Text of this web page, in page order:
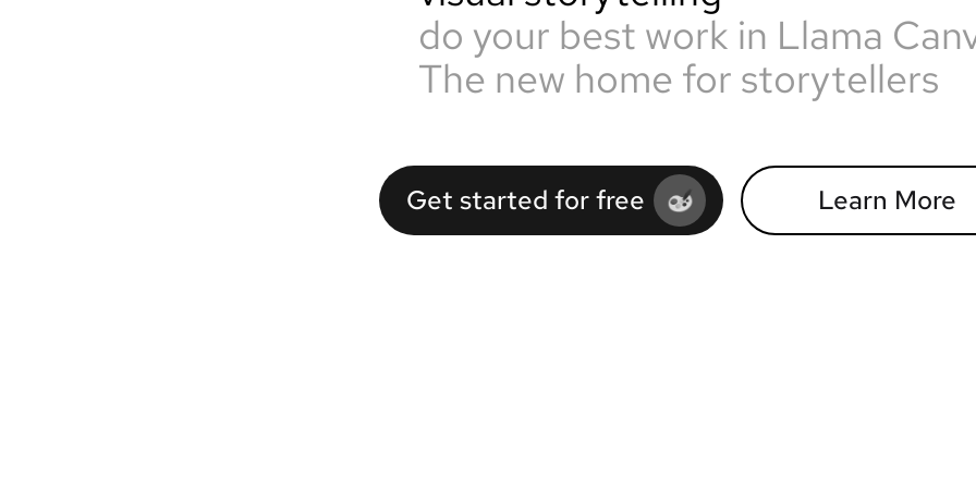
do your best work in Llama
The new home for storytellers
Get started for free Learn More